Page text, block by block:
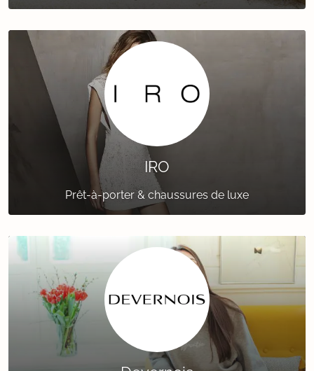
IRO
Prêt-à-porter & chaussures de luxe